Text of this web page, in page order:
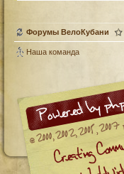
Форумы ВелоКубани
Наша команда